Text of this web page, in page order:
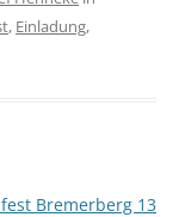
, Einladung,
Bremerberg 13